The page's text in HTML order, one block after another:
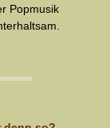
Popmusik